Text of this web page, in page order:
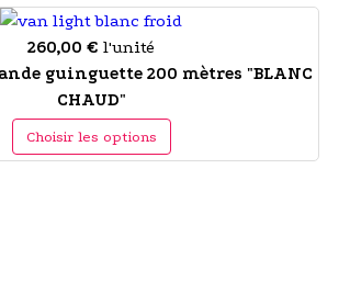
260,00 € l'unité
guinguette 200 mètres "BLANC
CHAUD"
Choisir les options